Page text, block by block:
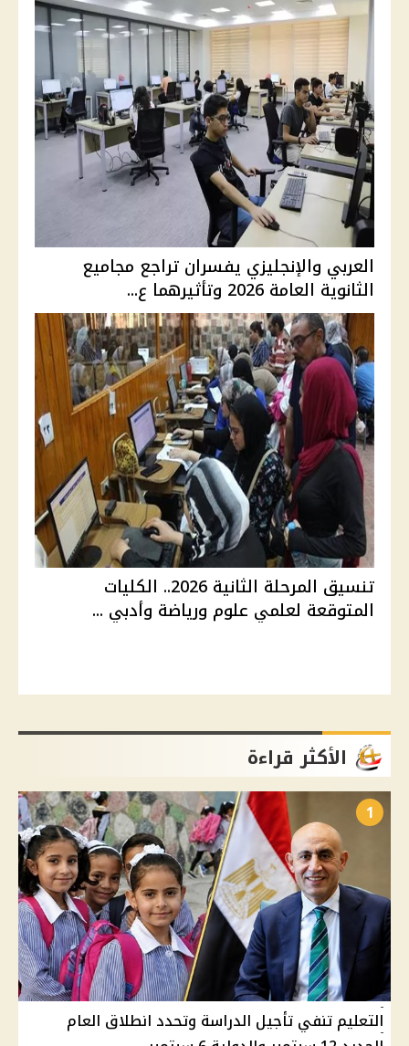
العربي والإنجليزي يفسران تراجع مجاميع
الثانوية العامة 2026 وتأثيرهما ع...
تنسيق المرحلة الثانية 2026.. الكليات
المتوقعة لعلمي علوم ورياضة وأدبي ...
الأكثر قراءة
1
التعليم تنفي تأجيل الدراسة وتحدد انطلاق العام